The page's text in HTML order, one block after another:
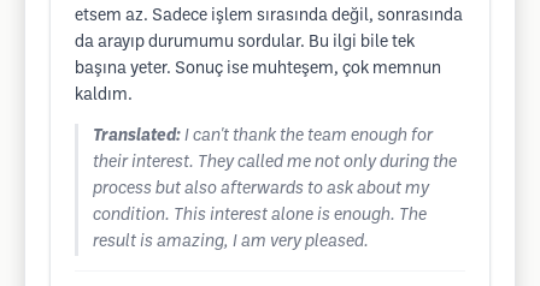
etsem az. Sadece işlem sırasında değil, sonrasında
da arayıp durumumu sordular. Bu ilgi bile tek
başına yeter. Sonuç ise muhteşem, çok memnun
kaldım.
Translated: I can't thank the team enough for
their interest. They called me not only during the
process but also afterwards to ask about my
condition. This interest alone is enough. The
result is amazing, I am very pleased.